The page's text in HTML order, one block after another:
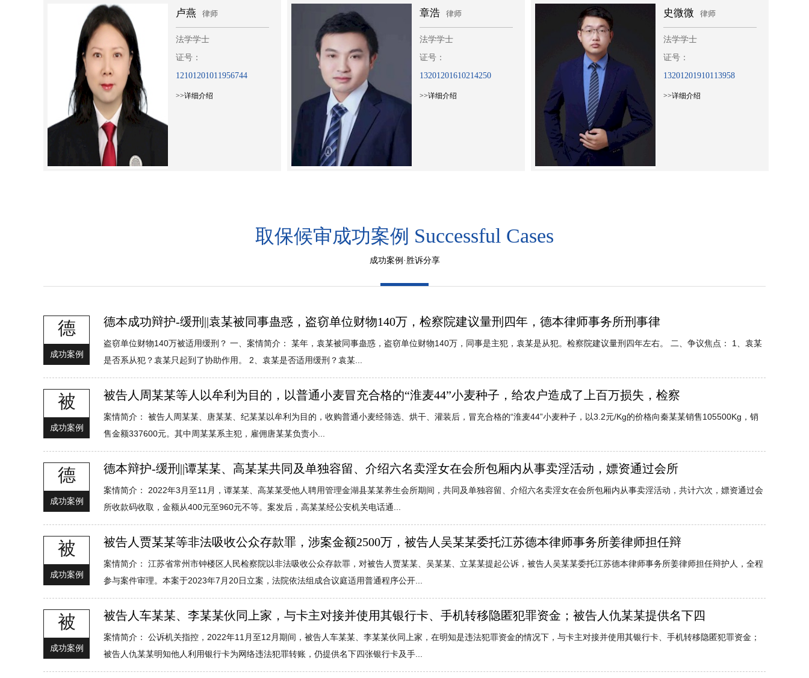
卢燕 律师
法学学士
证号：
12101201011956744
>>详细介绍
章浩 律师
法学学士
证号：
13201201610214250
>>详细介绍
史微微 律师
法学学士
证号：
13201201910113958
>>详细介绍
取保候审成功案例 Successful Cases
成功案例·胜诉分享
德
成功案例
德本成功辩护-缓刑||袁某被同事蛊惑，盗窃单位财物140万，检察院建议量刑四年，德本律师事务所刑事律
盗窃单位财物140万被适用缓刑？ 一、案情简介： 某年，袁某被同事蛊惑，盗窃单位财物140万，同事是主犯，袁某是从犯。检察院建议量刑四年左右。 二、争议焦点： 1、袁某
是否系从犯？袁某只起到了协助作用。 2、袁某是否适用缓刑？袁某...
被
成功案例
被告人周某某等人以牟利为目的，以普通小麦冒充合格的“淮麦44”小麦种子，给农户造成了上百万损失，检察
案情简介： 被告人周某某、唐某某、纪某某以牟利为目的，收购普通小麦经筛选、烘干、灌装后，冒充合格的“淮麦44”小麦种子，以3.2元/Kg的价格向秦某某销售105500Kg，销
售金额337600元。其中周某某系主犯，雇佣唐某某负责小...
德
成功案例
德本辩护-缓刑||谭某某、高某某共同及单独容留、介绍六名卖淫女在会所包厢内从事卖淫活动，嫖资通过会所
案情简介： 2022年3月至11月，谭某某、高某某受他人聘用管理金湖县某某养生会所期间，共同及单独容留、介绍六名卖淫女在会所包厢内从事卖淫活动，共计六次，嫖资通过会
所收款码收取，金额从400元至960元不等。案发后，高某某经公安机关电话通...
被
成功案例
被告人贾某某等非法吸收公众存款罪，涉案金额2500万，被告人吴某某委托江苏德本律师事务所姜律师担任辩
案情简介： 江苏省常州市钟楼区人民检察院以非法吸收公众存款罪，对被告人贾某某、吴某某、立某某提起公诉，被告人吴某某委托江苏德本律师事务所姜律师担任辩护人，全程
参与案件审理。本案于2023年7月20日立案，法院依法组成合议庭适用普通程序公开...
被
成功案例
被告人车某某、李某某伙同上家，与卡主对接并使用其银行卡、手机转移隐匿犯罪资金；被告人仇某某提供名下四
案情简介： 公诉机关指控，2022年11月至12月期间，被告人车某某、李某某伙同上家，在明知是违法犯罪资金的情况下，与卡主对接并使用其银行卡、手机转移隐匿犯罪资金；
被告人仇某某明知他人利用银行卡为网络违法犯罪转账，仍提供名下四张银行卡及手...